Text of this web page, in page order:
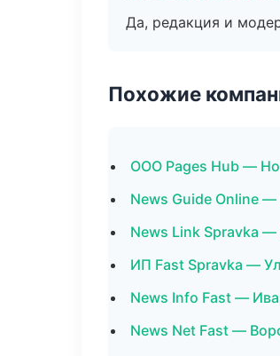
Да, редакция и
Похожие
ООО Pages Hub —
News Guide Online
News Link Spravka —
ИП Fast Spravka —
News Info Fast —
News Net Fast —